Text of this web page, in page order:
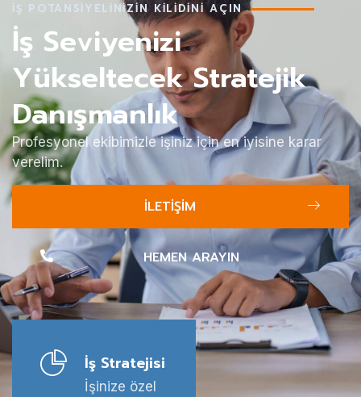
İŞ POTANSİYELİNİZİN KİLİDİNİ AÇIN
İş Seviyenizi
Yükseltecek Stratejik
Danışmanlık
Profesyonel ekibimizle işiniz için en iyisine karar
verelim.
İLETİŞİM
HEMEN ARAYIN
İş Stratejisi
İşinize özel